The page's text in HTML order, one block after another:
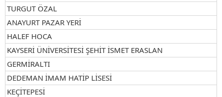
TURGUT ÖZAL
ANAYURT PAZAR YERİ
HALEF HOCA
KAYSERİ ÜNİVERSİTESİ ŞEHİT İSMET ERASLAN
GERMİRALTI
DEDEMAN İMAM HATİP LİSESİ
KEÇİTEPESİ